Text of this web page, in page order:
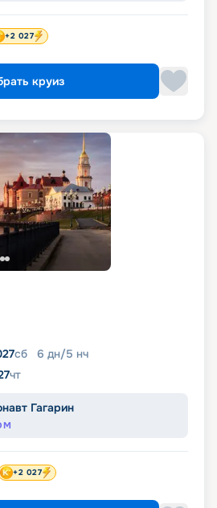
+2 027
круиз
сб 6 дн/5 нч
чт
Гагарин
+2 027